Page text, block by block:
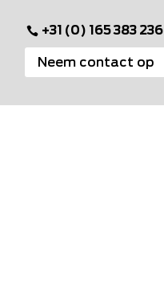
+31 (0) 165 383 236
Neem contact op